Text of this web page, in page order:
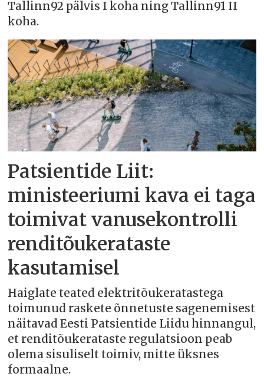
Tallinn92 pälvis I koha ning Tallinn91 II
koha.
Patsientide Liit:
ministeeriumi kava ei taga
toimivat vanusekontrolli
renditõukerataste
kasutamisel
Haiglate teated elektritõukeratastega
toimunud raskete õnnetuste sagenemisest
näitavad Eesti Patsientide Liidu hinnangul,
et renditõukerataste regulatsioon peab
olema sisuliselt toimiv, mitte üksnes
formaalne.